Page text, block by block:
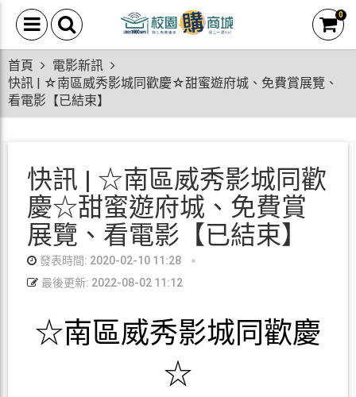
0
首頁
電影新訊
快訊 | ☆南區威秀影城同歡慶☆甜蜜遊府城、免費賞展覽、
看電影【已結束】
快訊 | ☆南區威秀影城同歡
慶☆甜蜜遊府城、免費賞
展覽、看電影【已結束】
發表時間: 2020-02-10 11:28
最後更新: 2022-08-02 11:12
☆南區威秀影城同歡慶
☆